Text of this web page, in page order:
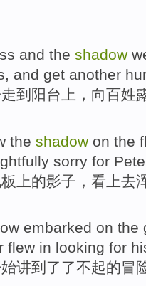
and the shadow
and get another
走到 阳台上 ， 向百姓
the shadow on the
sorry for
上的影子 ， 看上去
embarked on the
flew in looking for
讲到了了不起的冒